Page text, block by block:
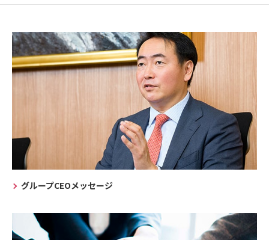
グループCEOメッセージ